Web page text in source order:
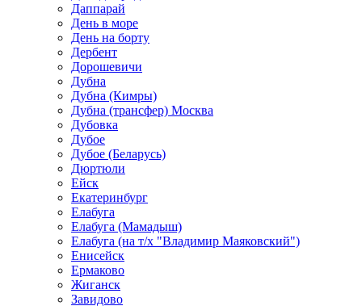
Даппарай
День в море
День на борту
Дербент
Дорошевичи
Дубна
Дубна (Кимры)
Дубна (трансфер) Москва
Дубовка
Дубое
Дубое (Беларусь)
Дюртюли
Ейск
Екатеринбург
Елабуга
Елабуга (Мамадыш)
Елабуга (на т/х "Владимир Маяковский")
Енисейск
Ермаково
Жиганск
Завидово